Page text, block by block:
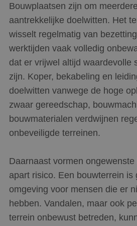
Bouwplaatsen zijn om
aantrekkelijke doelwitten. Het
wisselt regelmatig van
werktijden vaak volledig
dat er vrijwel altijd waardevolle
zijn. Koper, bekabeling en
doelwitten vanwege de hoge
zwaar gereedschap,
bouwmaterialen verdwijnen
onbeveiligde terreinen.
Daarnaast vormen
apart risico. Een bouwterrein is
omgeving voor mensen die er
hebben. Vandalen, maar ook
terrein onbewust betreden,